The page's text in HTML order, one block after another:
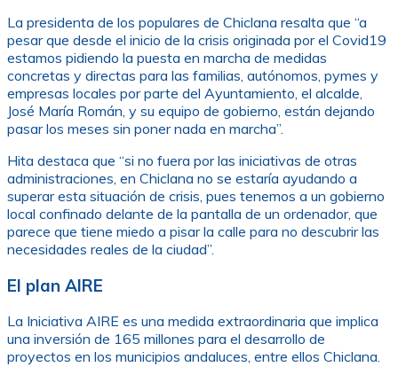
La presidenta de los populares de Chiclana resalta que “a
pesar que desde el inicio de la crisis originada por el Covid19
estamos pidiendo la puesta en marcha de medidas
concretas y directas para las familias, autónomos, pymes y
empresas locales por parte del Ayuntamiento, el alcalde,
José María Román, y su equipo de gobierno, están dejando
pasar los meses sin poner nada en marcha”.
Hita destaca que “si no fuera por las iniciativas de otras
administraciones, en Chiclana no se estaría ayudando a
superar esta situación de crisis, pues tenemos a un gobierno
local confinado delante de la pantalla de un ordenador, que
parece que tiene miedo a pisar la calle para no descubrir las
necesidades reales de la ciudad”.
El plan AIRE
La Iniciativa AIRE es una medida extraordinaria que implica
una inversión de 165 millones para el desarrollo de
proyectos en los municipios andaluces, entre ellos Chiclana.